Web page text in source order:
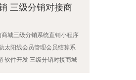
三级分销对接商
城三级分销系统直销小程序
太阳线会员管理会员结算系
软件开发 三级分销对接商城